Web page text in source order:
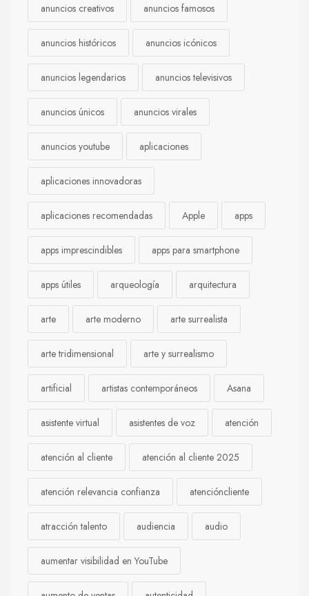
anuncios creativos anuncios famosos
anuncios históricos anuncios icónicos
anuncios legendarios anuncios televisivos
anuncios únicos anuncios virales
anuncios youtube aplicaciones
aplicaciones innovadoras
aplicaciones recomendadas Apple apps
apps imprescindibles apps para smartphone
apps útiles arqueología arquitectura
arte arte moderno arte surrealista
arte tridimensional arte y surrealismo
artificial artistas contemporáneos Asana
asistente virtual asistentes de voz atención
atención al cliente atención al cliente 2025
atención relevancia confianza atencióncliente
atracción talento audiencia audio
aumentar visibilidad en YouTube